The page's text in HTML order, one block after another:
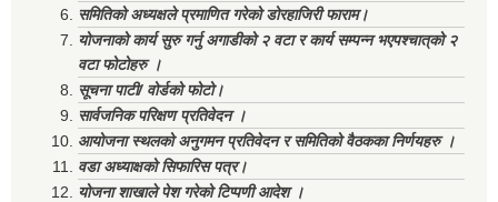
समितिको अध्यक्षले प्रमाणित गरेको डोरहाजिरी फाराम।
योजनाको कार्य सुरु गर्नु अगाडीको २ वटा र कार्य सम्पन्न भएपश्चात्‌को २
वटा फोटोहरु ।
सूचना पाटी/ वोर्डको फोटो।
सार्वजनिक परिक्षण प्रतिवेदन ।
आयोजना स्थलको अनुगमन प्रतिवेदन र समितिको वैठकका निर्णयहरु ।
वडा अध्याक्षको सिफारिस पत्र।
योजना शाखाले पेश गरेको टिप्पणी आदेश ।